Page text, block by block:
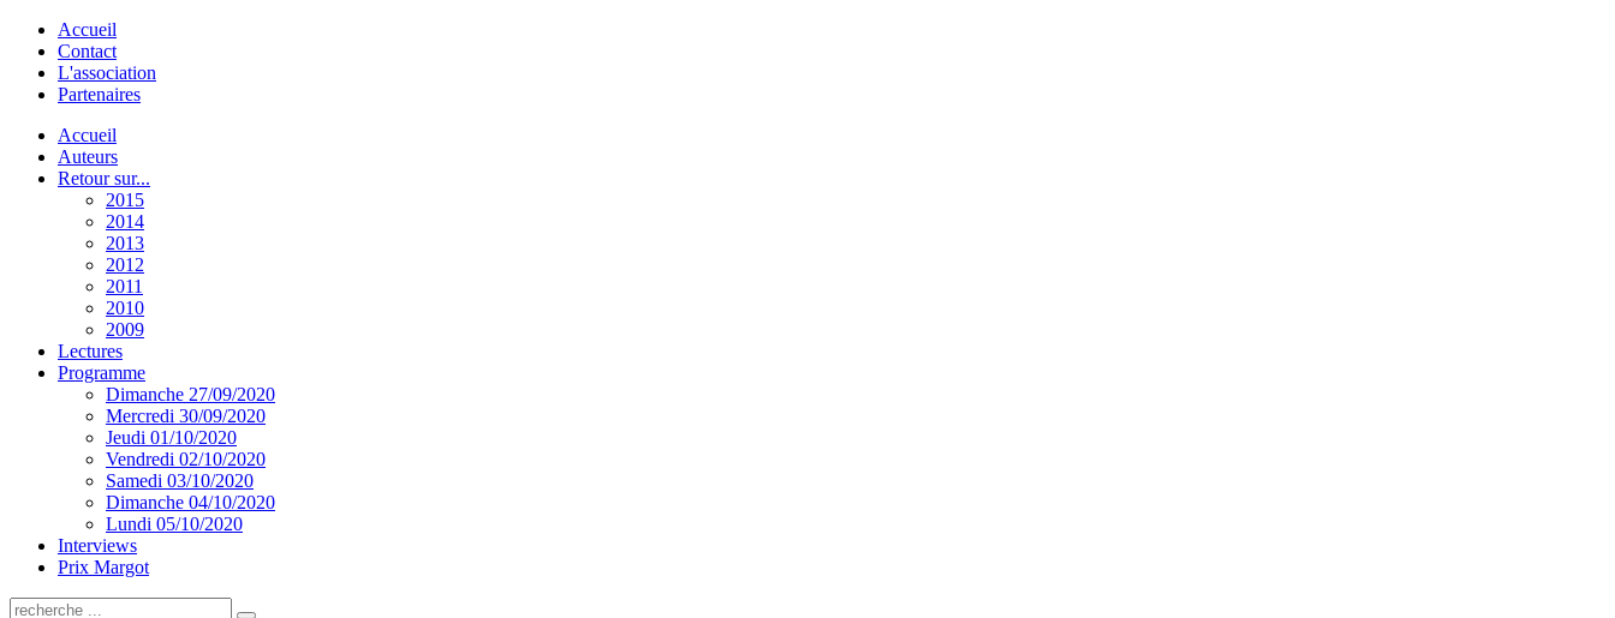
Accueil
Contact
L'association
Partenaires
Accueil
Auteurs
Retour sur...
2015
2014
2013
2012
2011
2010
2009
Lectures
Programme
Dimanche 27/09/2020
Mercredi 30/09/2020
Jeudi 01/10/2020
Vendredi 02/10/2020
Samedi 03/10/2020
Dimanche 04/10/2020
Lundi 05/10/2020
Interviews
Prix Margot